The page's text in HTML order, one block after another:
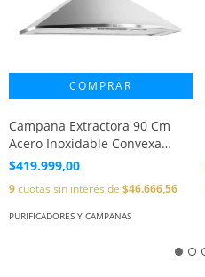
Campana Extractora 90 Cm
Acero Inoxidable Convexa
Spar
$419.999,00
9cuotas sin interés de $46.666,56
PURIFICADORES Y CAMPANAS